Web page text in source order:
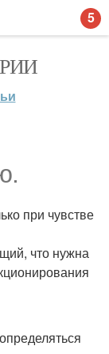
при чувстве
что нужна
5